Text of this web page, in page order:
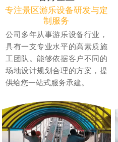
专注景区游乐设备研发与定
制服务
公司多年从事游乐设备行业，
具有一支专业水平的高素质施
工团队。能够依据客户不同的
场地设计规划合理的方案，提
供给您一站式服务承建。